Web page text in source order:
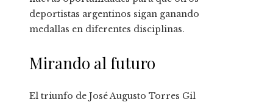
deportistas argentinos sigan ganando
medallas en diferentes disciplinas.
Mirando al futuro
El triunfo de José Augusto Torres Gil